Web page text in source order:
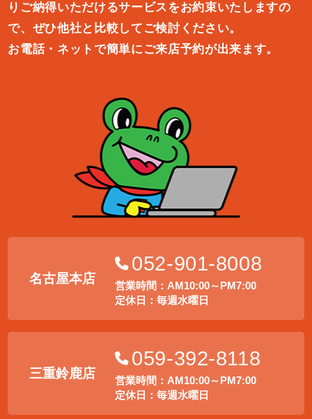
りご納得いただけるサービスをお約束いたしますの
で、ぜひ他社と比較してご検討ください。
お電話・ネットで簡単にご来店予約が出来ます。
名古屋本店
052-901-8008
営業時間：AM10:00～PM7:00
定休日：毎週水曜日
三重鈴鹿店
059-392-8118
営業時間：AM10:00～PM7:00
定休日：毎週水曜日